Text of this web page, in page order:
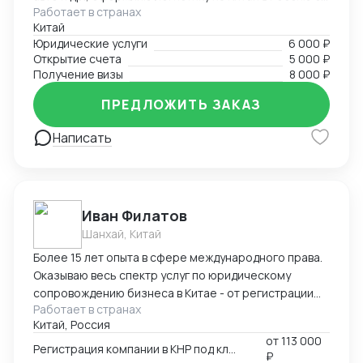
всеми сопроводительными документами под ключ.
Предоставляю услуги вашего представительства в
Китае, помогаю с регистрацией компаний, а также
есть опыт в открытии и автоматизации онлайн
магазинов на платформах Taobao, 1688, Meituan,
Jingdong. Помогаю найти поставщиков, наладить
производство, вести переговоры с китайской
стороной. Занимаюсь поиском и отправкой товаров
Работает в странах
Китай
Юридические услуги
6 000 ₽
Открытие счета
5 000 ₽
Получение визы
8 000 ₽
Написать
ПРЕДЛОЖИТЬ ЗАКАЗ
Иван Филатов
Шанхай, Китай
Более 15 лет опыта в сфере международного права.
Оказываю весь спектр услуг по юридическому
сопровождению бизнеса в Китае - от регистрации
компании с участием граждан России и получения
разрешения на работу, миграции бизнеса, открытия
счетов в местном банке, оформления приглашений
Работает в странах
Китай, Россия
от113 000
₽